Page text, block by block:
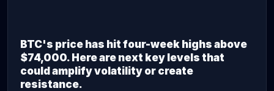
BTC's price has hit four-week highs above
$74,000. Here are next key levels that
could amplify volatility or create
resistance.